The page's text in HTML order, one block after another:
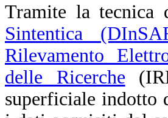
Tramite la tecnica
Sintentica
Rilevamento
delle Ricerche
superficiale indotto